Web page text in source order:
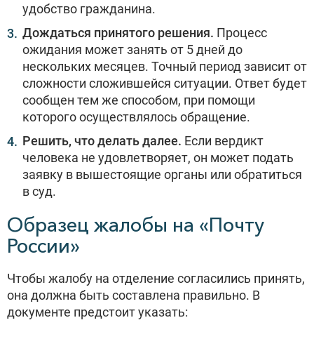
удобство гражданина.
Дождаться принятого решения. Процесс
ожидания может занять от 5 дней до
нескольких месяцев. Точный период зависит от
сложности сложившейся ситуации. Ответ будет
сообщен тем же способом, при помощи
которого осуществлялось обращение.
Решить, что делать далее. Если вердикт
человека не удовлетворяет, он может подать
заявку в вышестоящие органы или обратиться
в суд.
Образец жалобы на «Почту
России»
Чтобы жалобу на отделение согласились принять,
она должна быть составлена правильно. В
документе предстоит указать: